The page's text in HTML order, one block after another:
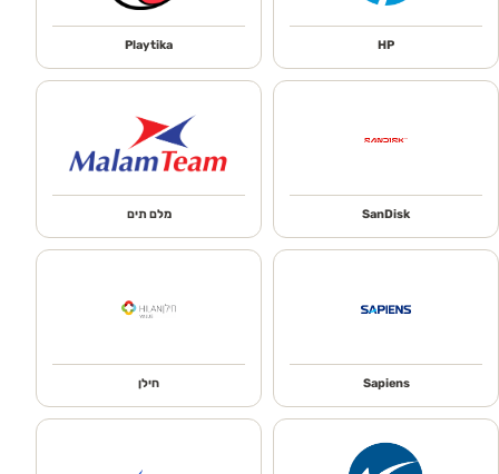
HP
Playtika
SanDisk מלם תים
Sapiens חילן